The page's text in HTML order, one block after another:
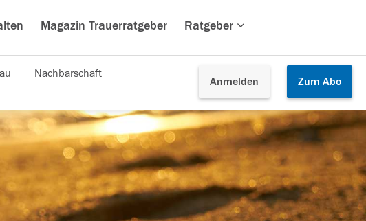
Magazin Trauerratgeber Ratgeber
Anmelden Zum Abo
Nachbarschaft